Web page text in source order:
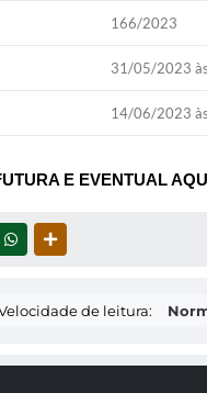
166/2023
31/05/2023
14/06/2023
E EVENTUAL
WHATSAPP
de leitura: